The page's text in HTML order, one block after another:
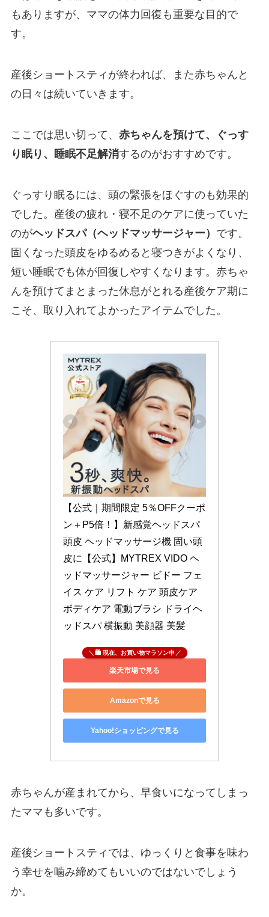
もありますが、ママの体力回復も重要な目的で
す。
産後ショートスティが終われば、また赤ちゃんと
の日々は続いていきます。
ここでは思い切って、 赤ちゃんを預けて、ぐっす
り眠り、睡眠不足解消するのがおすすめです。
ぐっすり眠るには、頭の緊張をほぐすのも効果的
でした。産後の疲れ・寝不足のケアに使っていた
のがヘッドスパ（ヘッドマッサージャー） です。
固くなった頭皮をゆるめると寝つきがよくなり、
短い睡眠でも体が回復しやすくなります。赤ちゃ
んを預けてまとまった休息がとれる産後ケア期に
こそ、取り入れてよかったアイテムでした。
【公式｜期間限定 5％OFFクーポ
ン＋P5倍！】新感覚ヘッドスパ
頭皮 ヘッドマッサージ機 固い頭
皮に【公式】MYTREX VIDO ヘ
ッドマッサージャー ビドー フェ
イス ケア リフト ケア 頭皮ケア
ボディケア 電動ブラシ ドライヘ
ッドスパ 横振動 美顔器 美髪
🛍 現在、お買い物マラソン中
楽天市場で見る
Amazonで見る
Yahoo!ショッピングで見る
赤ちゃんが産まれてから、早食いになってしまっ
たママも多いです。
産後ショートスティでは、ゆっくりと食事を味わ
う幸せを噛み締めてもいいのではないでしょう
か。